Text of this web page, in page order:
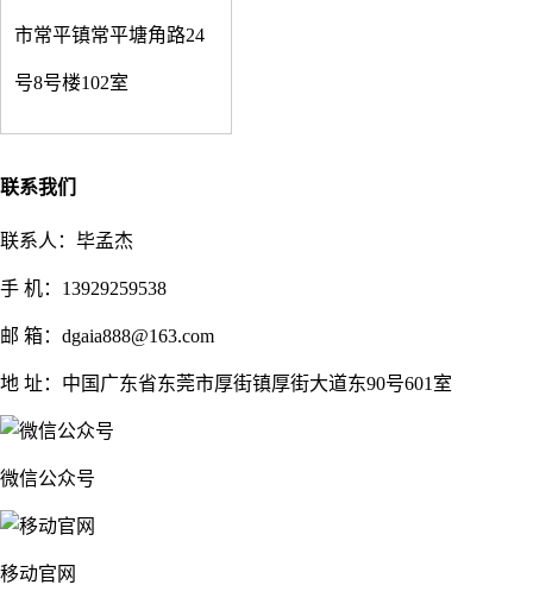
市常平镇常平塘角路24
号8号楼102室
联系我们
联系人：毕孟杰
手 机：13929259538
邮 箱：dgaia888@163.com
地 址：中国广东省东莞市厚街镇厚街大道东90号601室
微信公众号
移动官网